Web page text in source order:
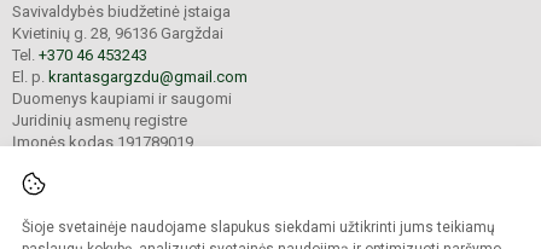
Šioje svetainėje naudojame slapukus siekdami užtikrinti jums teikiamų
Savivaldybės biudžetinė įstaiga
Kvietinių g. 28, 96136 Gargždai
Tel. +370 46 453243
El. p. krantasgargzdu@gmail.com
Duomenys kaupiami ir saugomi
Juridinių asmenų registre
Įmonės kodas 191789019
© 2023. Gargždų „Kranto“ progimnazija. Visos teisės saugomos.